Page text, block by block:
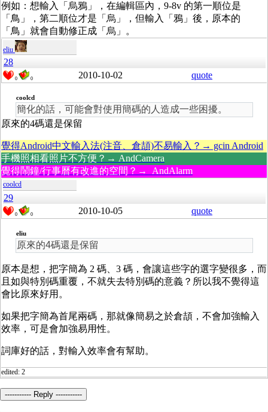
例如：想輸入「烏鴉」，在編輯區內，9-8v 的第一順位是
「鳥」，第二順位才是「烏」，但輸入「鴉」後，原本的
「鳥」就會自動修正成「烏」。
eliu
28
0 0 2010-10-02 quote
coolcd
簡化的話，可能會對使用簡碼的人造成一些困擾。
原來的4碼還是保留
覺得Android中文輸入法(注音、倉頡)不易輸入？→ gcin Android
手機照相看照片不方便？→ AndCamera
覺得鬧鐘/行事曆有改進的空間？→ AndAlarm
coolcd
29
0 0 2010-10-05 quote
eliu
原來的4碼還是保留
原本是想，把字簡為 2 碼、3 碼，會讓這些字的選字變很多，而
且如與特別碼重覆，不就失去特別碼的意義？所以我不覺得這
會比原來好用。
如果把字簡為首尾兩碼，那就像簡易之於倉頡，不會加強輸入
效率，可是會加強易用性。
詞庫好的話，對輸入效率會有幫助。
edited: 2
----------- Reply -----------